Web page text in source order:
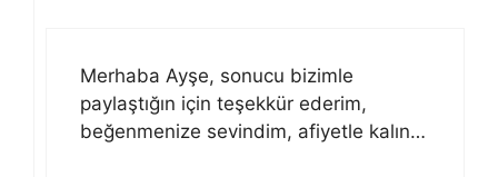
Merhaba Ayşe, sonucu bizimle
paylaştığın için teşekkür ederim,
beğenmenize sevindim, afiyetle kalın…